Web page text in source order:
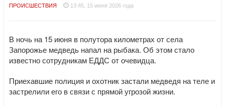
ПРОИСШЕСТВИЯ 13:45, 15 июня 2026 года
В ночь на 15 июня в полутора километрах от села
Запорожье медведь напал на рыбака. Об этом стало
известно сотрудникам ЕДДС от очевидца.
Приехавшие полиция и охотник застали медведя на теле и
застрелили его в связи с прямой угрозой жизни.